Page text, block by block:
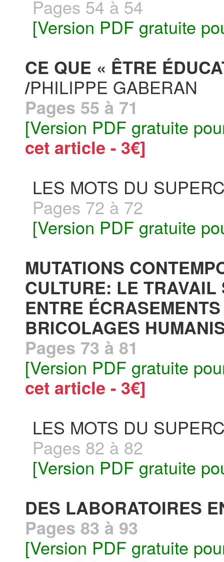
Pages 54 à 54
[Version PDF gratuite
CE QUE « ÊTRE
/PHILIPPE GABERAN
Pages 55 à 71
[Version PDF gratuite
cet article - 3€]
LES MOTS DU
Pages 72 à 72
[Version PDF gratuite
MUTATIONS
CULTURE: LE
ENTRE
BRICOLAGES
Pages 73 à 81
[Version PDF gratuite
cet article - 3€]
LES MOTS DU
Pages 82 à 82
[Version PDF gratuite
DES LABORATOIRES
Pages 83 à 93
[Version PDF gratuite